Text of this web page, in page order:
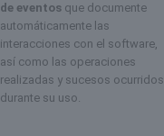
de eventosque documente
automáticamente las
interacciones con el software,
así como las operaciones
realizadas y sucesos ocurridos
durante su uso.